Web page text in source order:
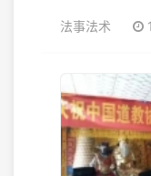
法事法术